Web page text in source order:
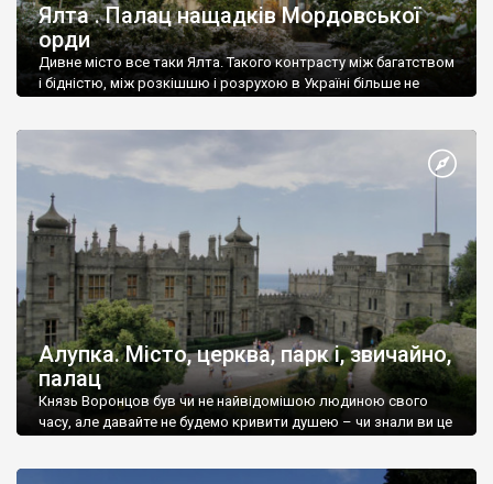
Ялта . Палац нащадків Мордовської
орди
Дивне місто все таки Ялта. Такого контрасту між багатством
і бідністю, між розкішшю і розрухою в Україні більше не
Алупка. Місто, церква, парк і, звичайно,
палац
Князь Воронцов був чи не найвідомішою людиною свого
часу, але давайте не будемо кривити душею – чи знали ви це